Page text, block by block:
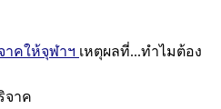
าคให้จุฬาฯ เหตุผลที่...ทำไมต้อง
จาค